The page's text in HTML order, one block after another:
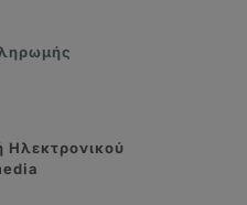
Ηλεκτρονικού